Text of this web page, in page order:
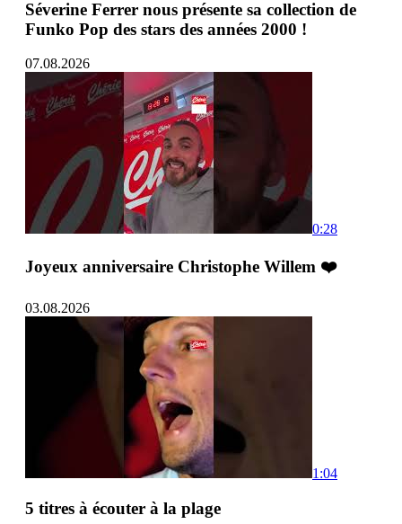
Séverine Ferrer nous présente sa collection de
Funko Pop des stars des années 2000 !
07.08.2026
0:28
Joyeux anniversaire Christophe Willem ❤️
03.08.2026
1:04
5 titres à écouter à la plage